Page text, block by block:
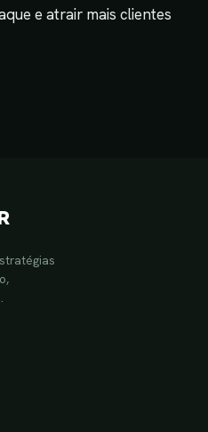
e atrair mais clientes